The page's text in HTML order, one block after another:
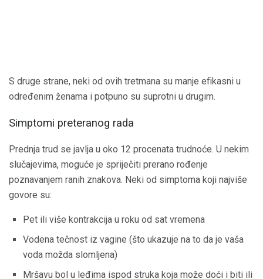
S druge strane, neki od ovih tretmana su manje efikasni u
određenim ženama i potpuno su suprotni u drugim.
Simptomi preteranog rada
Prednja trud se javlja u oko 12 procenata trudnoće. U nekim
slučajevima, moguće je spriječiti prerano rođenje
poznavanjem ranih znakova. Neki od simptoma koji najviše
govore su:
Pet ili više kontrakcija u roku od sat vremena
Vodena tečnost iz vagine (što ukazuje na to da je vaša
voda možda slomljena)
Mršavu bol u leđima ispod struka koja može doći i biti ili